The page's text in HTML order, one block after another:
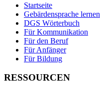
Startseite
Gebärdensprache lernen
DGS Wörterbuch
Für Kommunikation
Für den Beruf
Für Anfänger
Für Bildung
RESSOURCEN